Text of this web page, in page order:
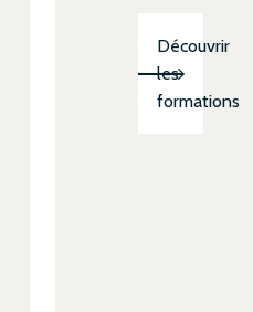
Découvrir
les
formations